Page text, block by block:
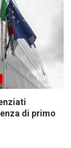
di primo